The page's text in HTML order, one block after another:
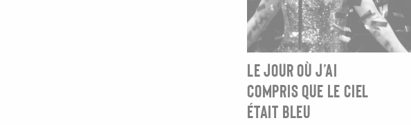
LE JOUR OÙ J’AI
COMPRIS QUE LE CIEL
ÉTAIT BLEU